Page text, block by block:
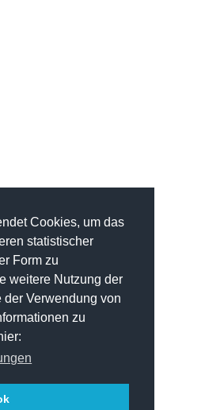
Cookies, um das
statistischer
Form zu
weitere Nutzung der
Verwendung von
zu